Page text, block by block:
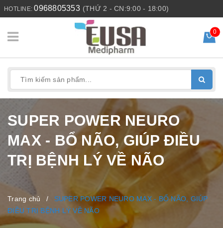
HOTLINE:0968805353 (THỨ 2 - CN:9:00 - 18:00)
0
SUPER POWER NEURO
MAX - BỔ NÃO, GIÚP ĐIỀU
TRỊ BỆNH LÝ VỀ NÃO
Trang chủ /
SUPER POWER NEURO MAX - BỔ NÃO, GIÚP
ĐIỀU TRỊ BỆNH LÝ VỀ NÃO